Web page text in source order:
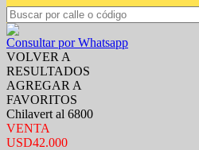
Consultar por Whatsapp
VOLVER A
RESULTADOS
AGREGAR A
FAVORITOS
Chilavert al 6800
VENTA
USD42.000